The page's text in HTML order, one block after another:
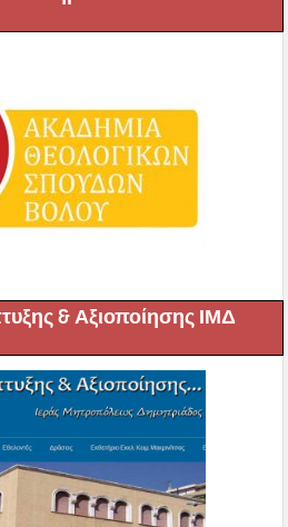
& Αξιοποίησης ΙΜΔ